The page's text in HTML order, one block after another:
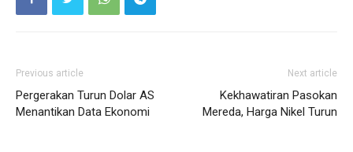
Previous article
Pergerakan Turun Dolar AS
Menantikan Data Ekonomi
Next article
Kekhawatiran Pasokan
Mereda, Harga Nikel Turun